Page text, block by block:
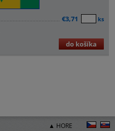
€3,71 ks
do košíka
▲ HORE